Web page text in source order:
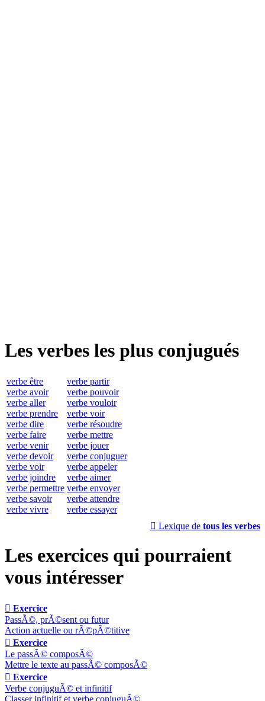
Les verbes les plus conjugués
verbe être
verbe avoir
verbe aller
verbe prendre
verbe dire
verbe faire
verbe venir
verbe devoir
verbe voir
verbe joindre
verbe permettre
verbe savoir
verbe vivre
verbe partir
verbe pouvoir
verbe vouloir
verbe voir
verbe résoudre
verbe mettre
verbe jouer
verbe conjuguer
verbe appeler
verbe aimer
verbe envoyer
verbe attendre
verbe essayer
 Lexique de tous les verbes
Les exercices qui pourraient
vous intéresser
 Exercice
PassÃ©, prÃ©sent ou futur
Action actuelle ou rÃ©pÃ©titive
 Exercice
Le passÃ© composÃ©
Mettre le texte au passÃ© composÃ©
 Exercice
Verbe conjuguÃ© et infinitif
Classer infinitif et verbe conjuguÃ©